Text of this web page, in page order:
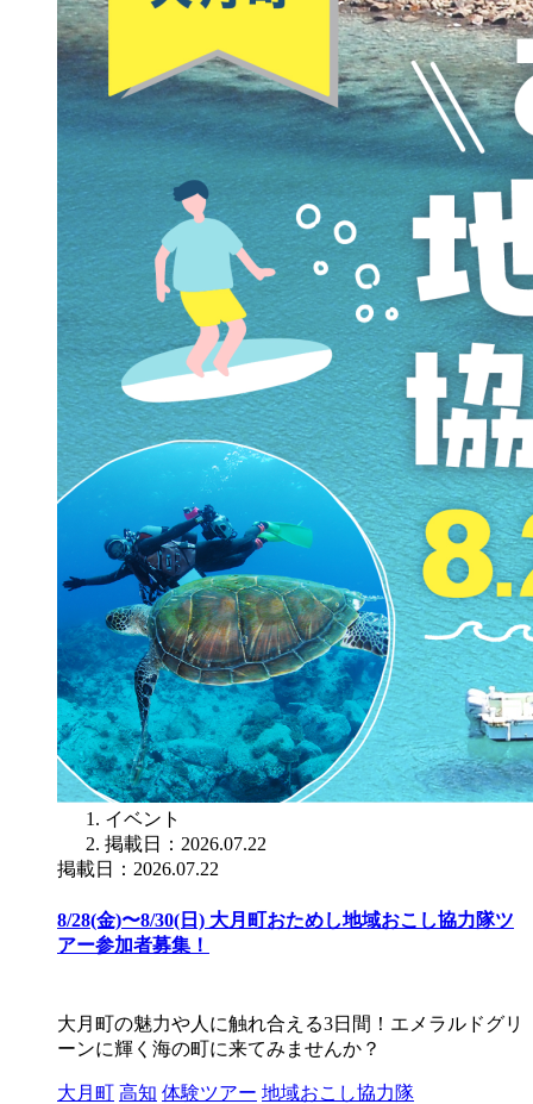
イベント
掲載日：2026.07.22
掲載日：2026.07.22
8/28(金)〜8/30(日) 大月町おためし地域おこし協力隊ツ
アー参加者募集！
大月町の魅力や人に触れ合える3日間！エメラルドグリ
ーンに輝く海の町に来てみませんか？
大月町 高知 体験ツアー 地域おこし協力隊